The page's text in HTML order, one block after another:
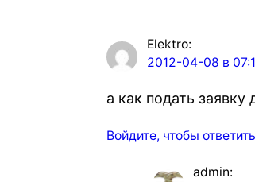
Elektro:
2012-04-08 в
а как подать заявку
Войдите, чтобы ответить
admin: